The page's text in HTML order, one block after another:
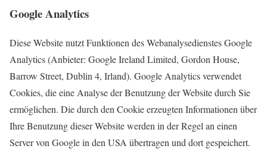
Google Analytics
Diese Website nutzt Funktionen des Webanalysedienstes Google
Analytics (Anbieter: Google Ireland Limited, Gordon House,
Barrow Street, Dublin 4, Irland). Google Analytics verwendet
Cookies, die eine Analyse der Benutzung der Website durch Sie
ermöglichen. Die durch den Cookie erzeugten Informationen über
Ihre Benutzung dieser Website werden in der Regel an einen
Server von Google in den USA übertragen und dort gespeichert.